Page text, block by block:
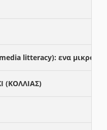
litteracy): ενα μικρο
(ΚΟΛΛΙΑΣ)